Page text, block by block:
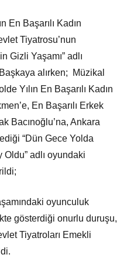
En Başarılı Kadın
Tiyatrosu’nun
Gizli Yaşamı” adlı
alırken; Müzikal
Yılın En Başarılı Kadın
En Başarılı Erkek
Bacınoğlu’na, Ankara
“Dün Gece Yolda
adlı oyundaki
oyunculuk
gösterdiği onurlu duruşu,
Tiyatroları Emekli